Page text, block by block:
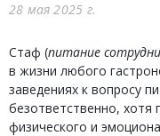
28 мая 2025 г.
Стаф (питание
в жизни любого
заведениях к вопросу
безответственно, хотя
физического и